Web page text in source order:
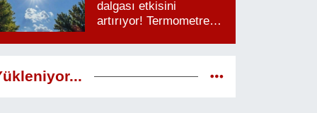
dalgası etkisini
artırıyor! Termometreler